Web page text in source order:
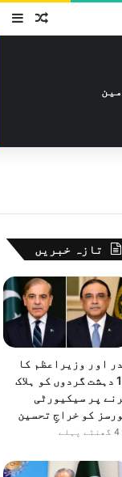
متفرق
تازہ خبریں
اور وزیراعظم کا
10 دہشت گردوں کو ہلاک
پر سیکیورٹی
کو خراجِ تحسین
4 گھنٹے پہلے